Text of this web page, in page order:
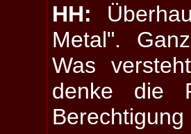
HH:
Metal".
Was
denke die